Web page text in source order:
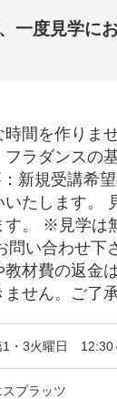
一度見学に
間を作りま
ラダンスの
新規受講希
たします。
す。 ※見学は
問い合わせ下
材費の返金
せん。ご了
1・3火曜日 12:30
スプラッツ